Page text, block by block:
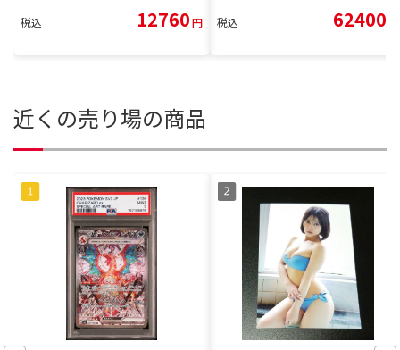
税込 12760円 税込 62400
近くの売り場の商品